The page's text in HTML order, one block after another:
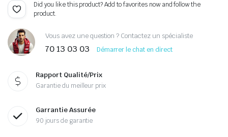
Did you like this product? Add to favorites now and follow the
product.
Vous avez une question ? Contactez un spécialiste
70 13 03 03 Démarrer le chat en direct
Rapport Qualité/Prix
Garantie du meilleur prix
Garrantie Assurée
90 jours de garantie